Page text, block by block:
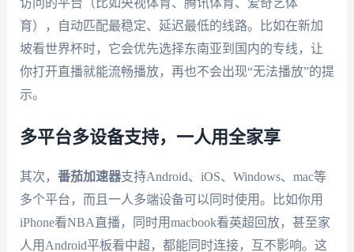
育），自动匹配最稳定、延迟最低的线路。比如在新加
坡看世界杯时，它会优先选择东南亚到国内的专线，让
你打开直播就能流畅播放，再也不会出现“无法播放”的提
示。
多平台多设备支持，一人用全家享
其次， 番茄加速器支持Android、iOS、Windows、mac等
多个平台，而且一人多端设备可以同时使用。比如你用
iPhone看NBA直播，同时用macbook看英超回放，甚至家
人用Android平板看中超，都能同时连接，互不影响。这